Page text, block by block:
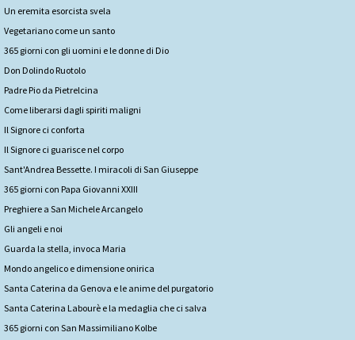
Un eremita esorcista svela
Vegetariano come un santo
365 giorni con gli uomini e le donne di Dio
Don Dolindo Ruotolo
Padre Pio da Pietrelcina
Come liberarsi dagli spiriti maligni
Il Signore ci conforta
Il Signore ci guarisce nel corpo
Sant'Andrea Bessette. I miracoli di San Giuseppe
365 giorni con Papa Giovanni XXIII
Preghiere a San Michele Arcangelo
Gli angeli e noi
Guarda la stella, invoca Maria
Mondo angelico e dimensione onirica
Santa Caterina da Genova e le anime del purgatorio
Santa Caterina Labourè e la medaglia che ci salva
365 giorni con San Massimiliano Kolbe